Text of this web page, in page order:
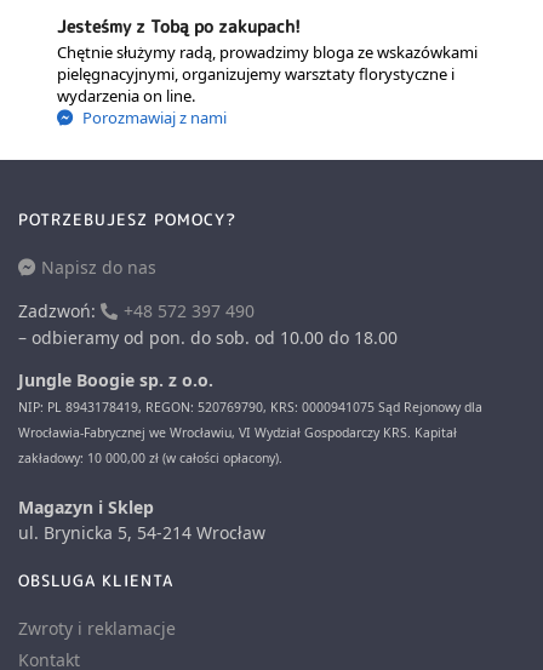
Jesteśmy z Tobą po zakupach!
Chętnie służymy radą, prowadzimy bloga ze wskazówkami
pielęgnacyjnymi, organizujemy warsztaty florystyczne i
wydarzenia on line.
Porozmawiaj z nami
POTRZEBUJESZ POMOCY?
Napisz do nas
Zadzwoń:
+48 572 397 490
– odbieramy od pon. do sob. od 10.00 do 18.00
Jungle Boogie sp. z o.o.
NIP: PL 8943178419, REGON: 520769790, KRS: 0000941075 Sąd Rejonowy dla
Wrocławia-Fabrycznej we Wrocławiu, VI Wydział Gospodarczy KRS. Kapitał
zakładowy: 10 000,00 zł (w całości opłacony).
Magazyn i Sklep
ul. Brynicka 5, 54-214 Wrocław
OBSLUGA KLIENTA
Zwroty i reklamacje
Kontakt